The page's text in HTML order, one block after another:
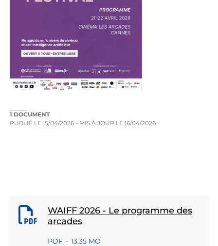
1 DOCUMENT
PUBLIÉ LE 15/04/2026 - MIS À JOUR LE 16/04/2026
WAIFF 2026 - Le programme des
arcades
PDF 13.35 MO